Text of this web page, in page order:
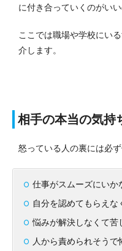
に付き合っていくのがいい
ここでは職場や学校にい
介します。
相手の本当の気持
怒っている人の裏には必
仕事がスムーズにいか
自分を認めてもらえな
悩みが解決しなくて苦
人から責められそうで